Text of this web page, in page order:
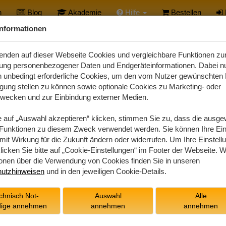
Blog Akademie Hilfe Bestellen
Softwareentwicklung und Vertrieb
die Nutzung des SaaS-Dienstes „Meine-
(im Folgenden als „Andreas Kohnle“ bezeichnet.)
Vertrag über den Erwerb eines zeitlich befristeten
auf dieser Webseite Cookies und vergleichbare Funktionen
personenbezogener Daten und Endgeräteinformationen. Dabei
unbedingt erforderliche Cookies, um den vom Nutzer gewünschten
stellen zu können sowie optionale Cookies zu Marketing- oder
und zur Einbindung externer Medien.
auf „Auswahl akzeptieren“ klicken, stimmen Sie zu, dass die
zu diesem Zweck verwendet werden. Sie können Ihre
Wirkung für die Zukunft ändern oder widerrufen. Um Ihre
Sie bitte auf „Cookie-Einstellungen“ im Footer der Webseite.
über die Verwendung von Cookies finden Sie in unseren
und in den jeweiligen Cookie-Details.
Not-
annehmen
Auswahl
annehmen
Alle
annehmen